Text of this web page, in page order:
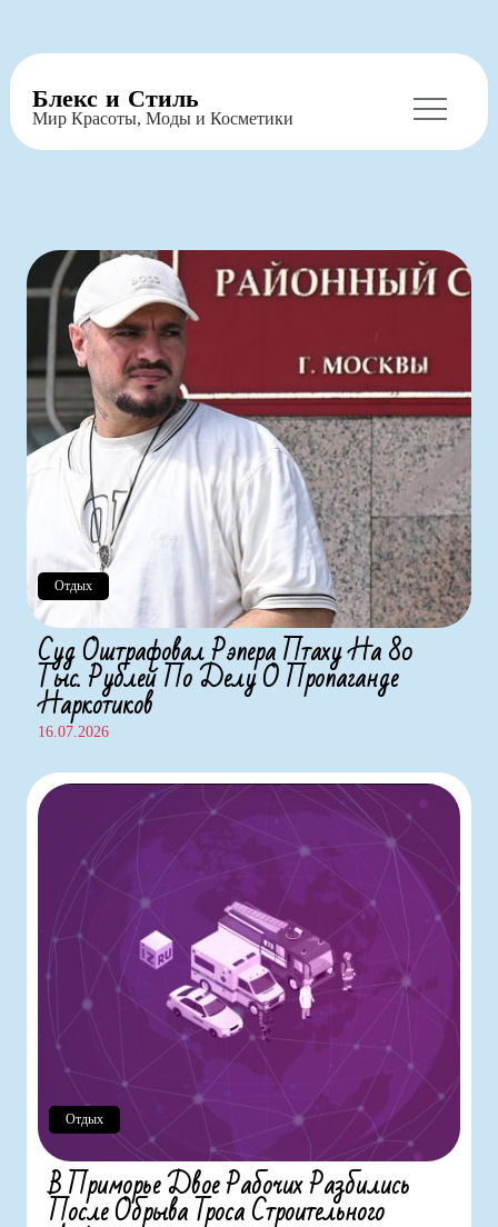
Перейти
содержимому
Блекс и Стиль
Мир Красоты, Моды и Косметики
Отдых
Суд Оштрафовал Рэпера Птаху На 80
Тыс. Рублей По Делу О Пропаганде
Наркотиков
16.07.2026
В Приморье Двое Рабочих Разбились
После Обрыва Троса Строительного
Отдых